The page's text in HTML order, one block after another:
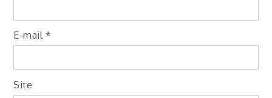
E-mail *
Site